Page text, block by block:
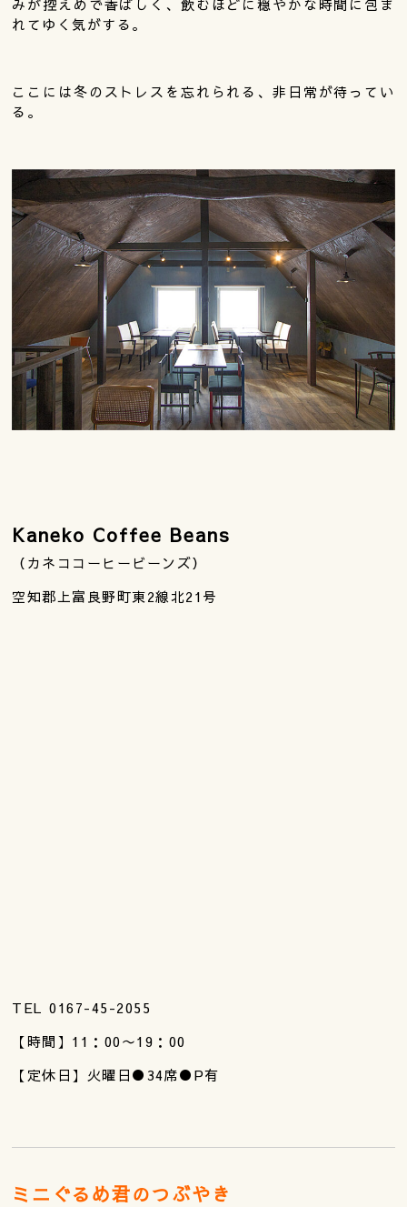
れてゆく気がする。
ここには冬のストレスを忘れられる、非日常が待ってい
る。
Kaneko Coffee Beans
（カネココーヒービーンズ）
空知郡上富良野町東2線北21号
TEL 0167-45-2055
【時間】11：00〜19：00
【定休日】火曜日●34席●P有
ミニぐるめ君のつぶやき